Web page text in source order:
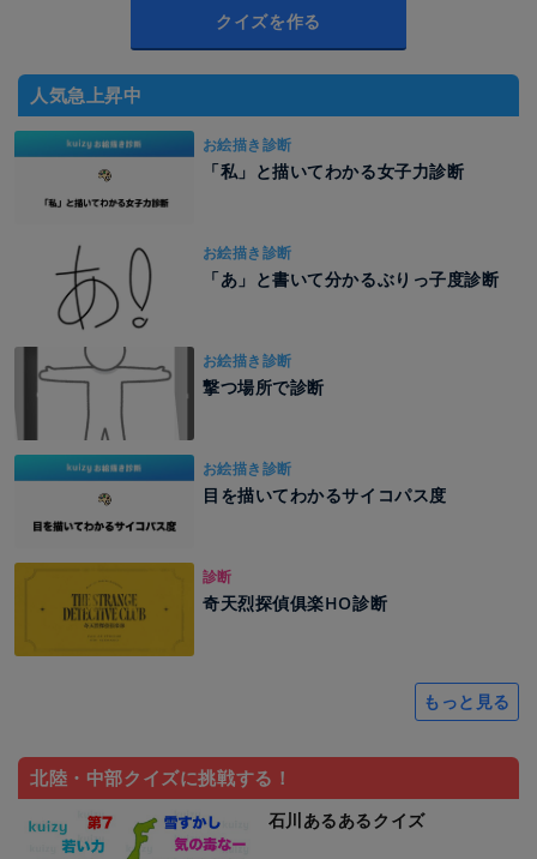
クイズを作る
人気急上昇中
お絵描き診断
「私」と描いてわかる女子力診断
お絵描き診断
「あ」と書いて分かるぶりっ子度診断
お絵描き診断
撃つ場所で診断
お絵描き診断
目を描いてわかるサイコパス度
診断
奇天烈探偵俱楽HO診断
もっと見る
北陸・中部クイズに挑戦する！
石川あるあるクイズ